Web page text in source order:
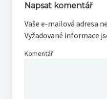
Napsat komentář
Vaše e-mailová adresa
Vyžadované informace
Komentář